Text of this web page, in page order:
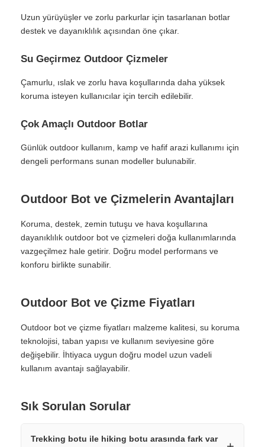
Uzun yürüyüşler ve zorlu parkurlar için tasarlanan botlar
destek ve dayanıklılık açısından öne çıkar.
Su Geçirmez Outdoor Çizmeler
Çamurlu, ıslak ve zorlu hava koşullarında daha yüksek
koruma isteyen kullanıcılar için tercih edilebilir.
Çok Amaçlı Outdoor Botlar
Günlük outdoor kullanım, kamp ve hafif arazi kullanımı için
dengeli performans sunan modeller bulunabilir.
Outdoor Bot ve Çizmelerin Avantajları
Koruma, destek, zemin tutuşu ve hava koşullarına
dayanıklılık outdoor bot ve çizmeleri doğa kullanımlarında
vazgeçilmez hale getirir. Doğru model performans ve
konforu birlikte sunabilir.
Outdoor Bot ve Çizme Fiyatları
Outdoor bot ve çizme fiyatları malzeme kalitesi, su koruma
teknolojisi, taban yapısı ve kullanım seviyesine göre
değişebilir. İhtiyaca uygun doğru model uzun vadeli
kullanım avantajı sağlayabilir.
Sık Sorulan Sorular
Trekking botu ile hiking botu arasında fark var